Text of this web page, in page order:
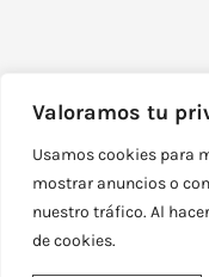
Valoramos tu
Usamos cookies para
mostrar anuncios o
nuestro tráfico. Al
de cookies.
© TODOS LOS